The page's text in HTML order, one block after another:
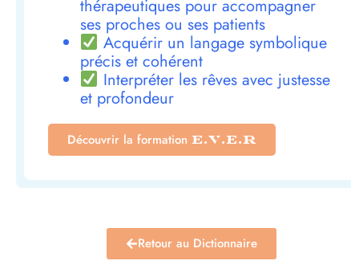
thérapeutiques pour accompagner
ses proches ou ses patients
Acquérir un langage symbolique
précis et cohérent
Interpréter les rêves avec justesse
et profondeur
Découvrir la formation E.V.E.R
Retour au Dictionnaire